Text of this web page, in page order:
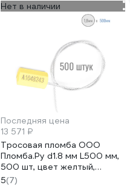
Нет в наличии
Последняя цена
13 571 ₽
Тросовая пломба ООО
Пломба.Ру d1.8 мм L500 мм,
500 шт, цвет желтый,
призма 1006217
5(7)